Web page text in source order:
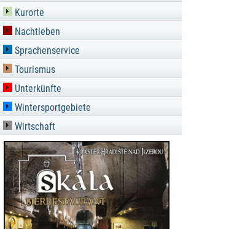
Kurorte
Nachtleben
Sprachenservice
Tourismus
Unterkünfte
Wintersportgebiete
Wirtschaft